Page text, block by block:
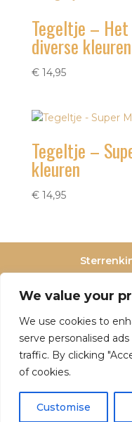
We value your
We use cookies to
serve personalised
traffic. By clicking
of cookies.
Customise
Tegeltje –
diverse kleuren
€14,95
Tegeltje –
kleuren
€14,95
Privacy-
Terugbetaal-
Over
voorbehouden |